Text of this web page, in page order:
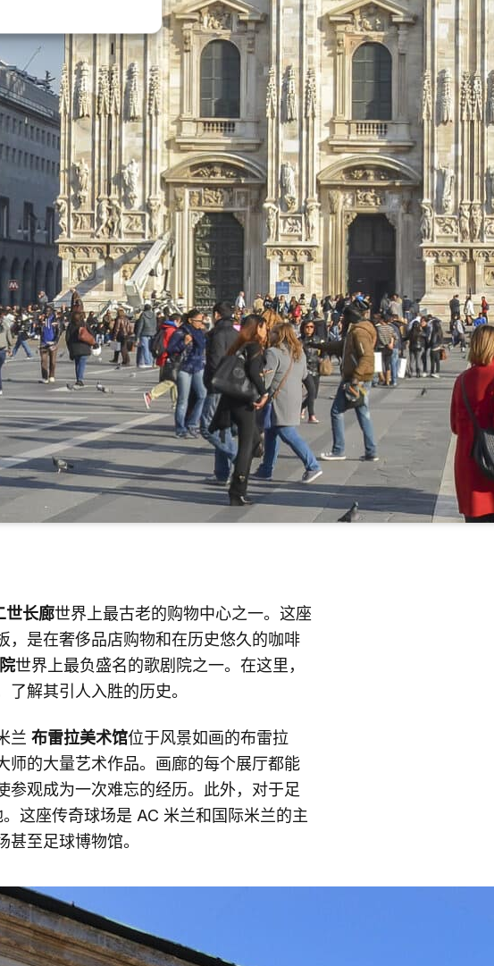
世长廊世界上最古老的购物中心之一。这座
，是在奢侈品店购物和在历史悠久的咖啡
世界上最负盛名的歌剧院之一。在这里，
解其引人入胜的历史。
兰 布雷拉美术馆位于风景如画的布雷拉
师的大量艺术作品。画廊的每个展厅都能
观成为一次难忘的经历。此外，对于足
这座传奇球场是 AC 米兰和国际米兰的主
至足球博物馆。